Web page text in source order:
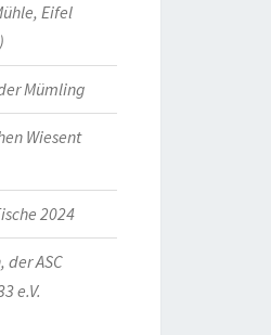
Eifel
Mümling
Wiesent
2024
der ASC
e.V.